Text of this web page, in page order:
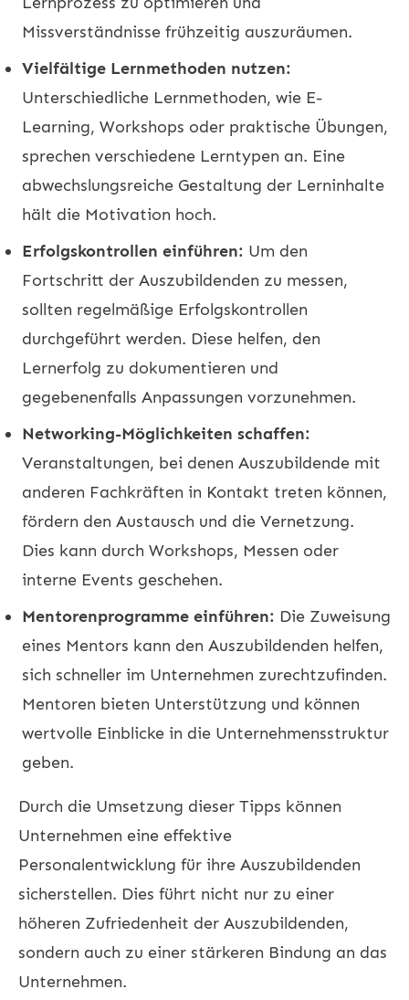
Missverständnisse frühzeitig auszuräumen.
Vielfältige Lernmethoden nutzen:
Unterschiedliche Lernmethoden, wie E-
Learning, Workshops oder praktische Übungen,
sprechen verschiedene Lerntypen an. Eine
abwechslungsreiche Gestaltung der Lerninhalte
hält die Motivation hoch.
Erfolgskontrollen einführen: Um den
Fortschritt der Auszubildenden zu messen,
sollten regelmäßige Erfolgskontrollen
durchgeführt werden. Diese helfen, den
Lernerfolg zu dokumentieren und
gegebenenfalls Anpassungen vorzunehmen.
Networking-Möglichkeiten schaffen:
Veranstaltungen, bei denen Auszubildende mit
anderen Fachkräften in Kontakt treten können,
fördern den Austausch und die Vernetzung.
Dies kann durch Workshops, Messen oder
interne Events geschehen.
Mentorenprogramme einführen: Die Zuweisung
eines Mentors kann den Auszubildenden helfen,
sich schneller im Unternehmen zurechtzufinden.
Mentoren bieten Unterstützung und können
wertvolle Einblicke in die Unternehmensstruktur
geben.
Durch die Umsetzung dieser Tipps können
Unternehmen eine effektive
Personalentwicklung für ihre Auszubildenden
sicherstellen. Dies führt nicht nur zu einer
höheren Zufriedenheit der Auszubildenden,
sondern auch zu einer stärkeren Bindung an das
Unternehmen.